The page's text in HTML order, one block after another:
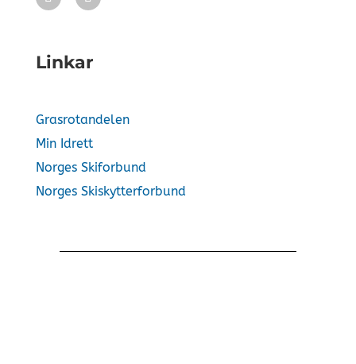
Linkar
Grasrotandelen
Min Idrett
Norges Skiforbund
Norges Skiskytterforbund